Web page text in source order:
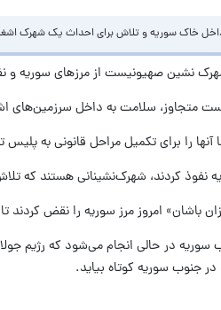
را برای تکمیل مراحل قانونی به پلیس
باشان» امروز مرز سوریه را نقض
سوریه در حالی انجام می‌شود که رژیم
جنوب سوریه کوتاه بیاید.